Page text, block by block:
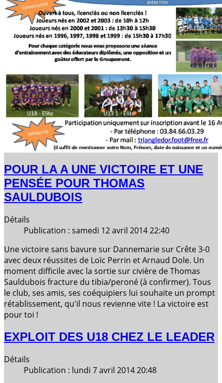
POUR LA A UNE VICTOIRE ET UNE
PENSÉE POUR THOMAS
SAULDUBOIS
Détails
Publication : samedi 12 avril 2014 22:40
Une victoire sans bavure sur Dannemarie sur Crête 3-0
avec deux réussites de Loïc Perrin et Arnaud Dole. Un
moment difficile avec la sortie sur civière de Thomas
Sauldubois fracture du tibia/peroné (à confirmer). Tous
le club, ses amis, ses coéquipiers lui souhaite un prompt
rétablissement, qu'il nous revienne vite ! La victoire est
pour toi !
EXPLOIT DES U18 CHEZ LE LEADER
Détails
Publication : lundi 7 avril 2014 20:48